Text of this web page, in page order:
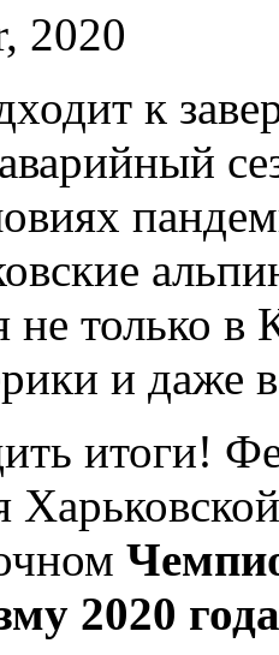
2020
к
не только в
и даже
итоги!
2020